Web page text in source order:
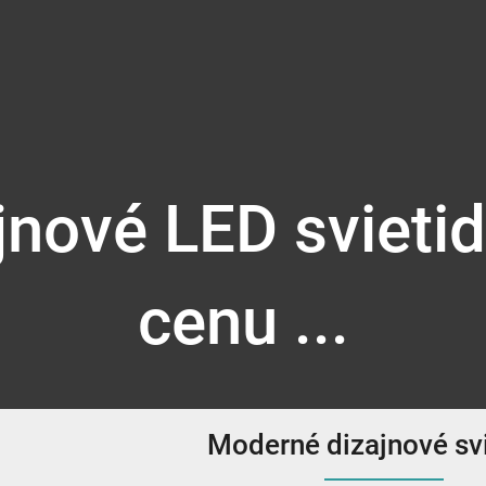
LED
cenu ...
Moderné dizajnové